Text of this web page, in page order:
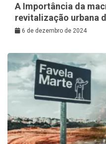
A Importância da
revitalização urbana
6 de dezembro de 2024